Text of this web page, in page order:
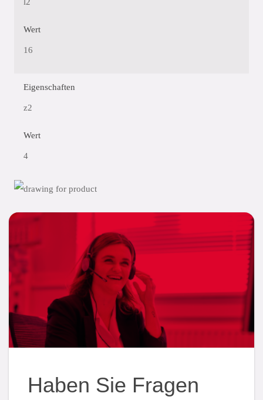
Wert
16
Eigenschaften
z2
Wert
4
Haben Sie Fragen